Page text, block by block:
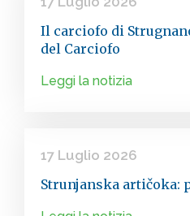
Il carciofo di
del Carciofo
Leggi la notizia
17 Luglio 2026
Strunjanska artičoka: